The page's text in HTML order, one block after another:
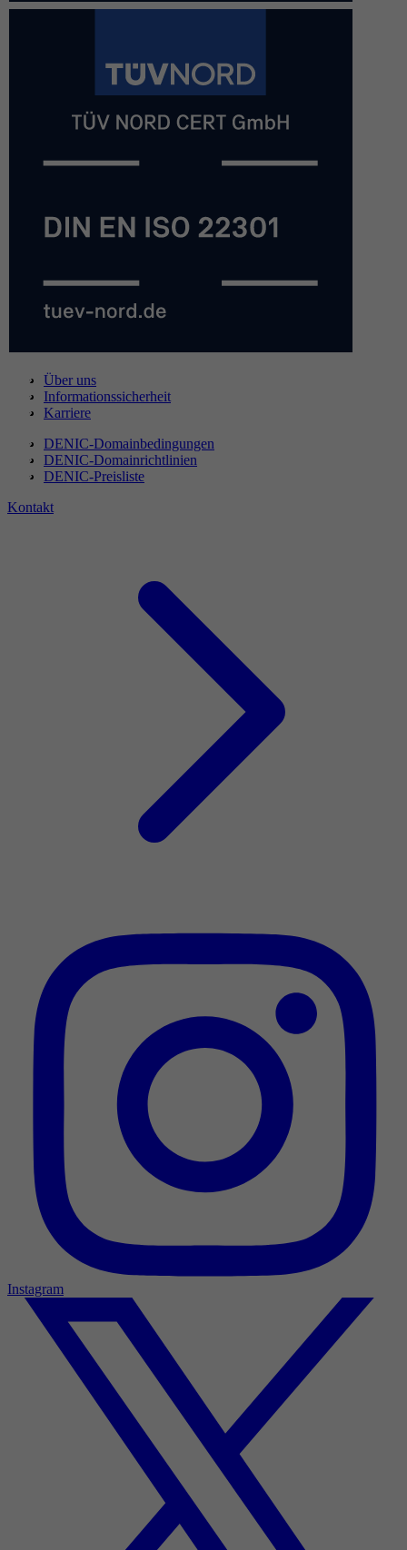
Über uns
Informationssicherheit
Karriere
DENIC-Domainbedingungen
DENIC-Domainrichtlinien
DENIC-Preisliste
Kontakt
Instagram